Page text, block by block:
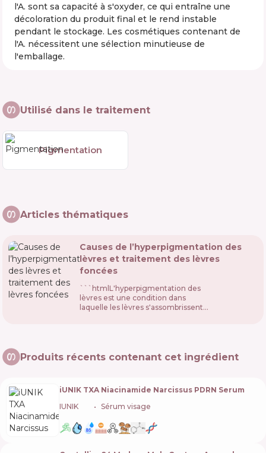
l'A. sont sa capacité à s'oxyder, ce qui entraîne une
décoloration du produit final et le rend instable
pendant le stockage. Les cosmétiques contenant de
l'A. nécessitent une sélection minutieuse de
l'emballage.
Utilisé dans le traitement
Pigmentation
Articles thématiques
Causes de l’hyperpigmentation des
lèvres et traitement des lèvres
foncées
```htmlL'hyperpigmentation des
lèvres est une condition dans
laquelle les lèvres s'assombrissent
Produits récents contenant cet ingrédient
iUNIK TXA Niacinamide Narcissus PDRN Serum
IUNIK
Sérum visage